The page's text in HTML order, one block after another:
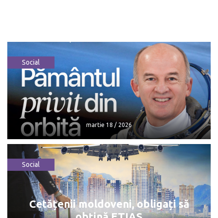
Social
martie 18 / 2026
martie 18 / 2026
Social
Cetățenii moldoveni, obligați să